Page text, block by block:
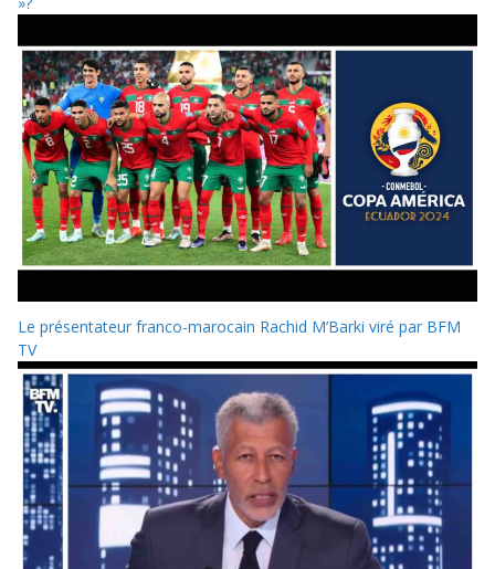
Le présentateur franco-marocain Rachid M’Barki viré par BFM
TV